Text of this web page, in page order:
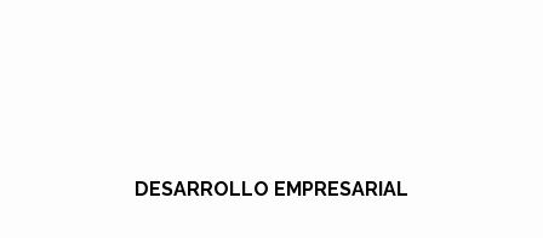
DESARROLLO EMPRESARIAL